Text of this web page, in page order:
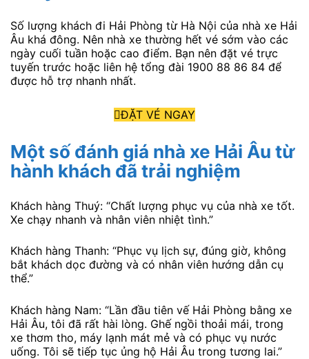
Số lượng khách đi Hải Phòng từ Hà Nội của nhà xe Hải
Âu khá đông. Nên nhà xe thường hết vé sớm vào các
ngày cuối tuần hoặc cao điểm. Bạn nên đặt vé trực
tuyến trước hoặc liên hệ tổng đài 1900 88 86 84 để
được hỗ trợ nhanh nhất.
ĐẶT VÉ NGAY
Một số đánh giá nhà xe Hải Âu từ
hành khách đã trải nghiệm
Khách hàng Thuý: “Chất lượng phục vụ của nhà xe tốt.
Xe chạy nhanh và nhân viên nhiệt tình.”
Khách hàng Thanh: “Phục vụ lịch sự, đúng giờ, không
bắt khách dọc đường và có nhân viên hướng dẫn cụ
thể.”
Khách hàng Nam: “Lần đầu tiên vế Hải Phòng bằng xe
Hải Âu, tôi đã rất hài lòng. Ghế ngồi thoải mái, trong
xe thơm tho, máy lạnh mát mẻ và có phục vụ nước
uống. Tôi sẽ tiếp tục ủng hộ Hải Âu trong tương lai.”